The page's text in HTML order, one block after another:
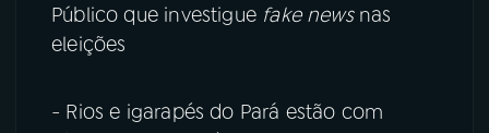
Público que investigue fake newsnas
eleições
- Rios e igarapés do Pará estão com